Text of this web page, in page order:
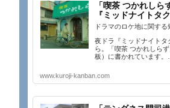
「喫茶 つかれしら
『ミッドナイトタ
ドラマのロケ地に関する
夜ドラ『ミッドナイトタ
ら。「喫茶 つかれしら
板）に書かれています。…
www.kuroji-kanban.com